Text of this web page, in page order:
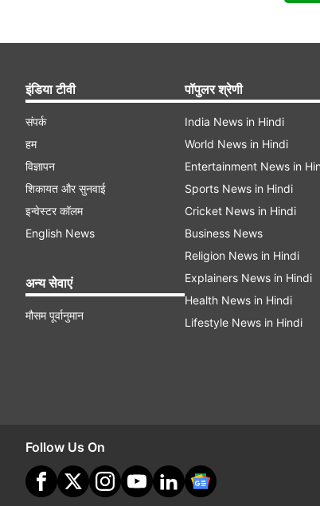
इंडिया टीवी
संपर्क
हम
विज्ञापन
शिकायत और सुनवाई
इन्वेस्टर कॉलम
English News
अन्य सेवाएं
मौसम पूर्वानुमान
पॉपुलर श्रेणी
India News in Hindi
World News in Hindi
Entertainment News in
Sports News in Hindi
Cricket News in Hindi
Business News
Religion News in Hindi
Explainers News in Hindi
Health News in Hindi
Lifestyle News in Hindi
Follow Us On